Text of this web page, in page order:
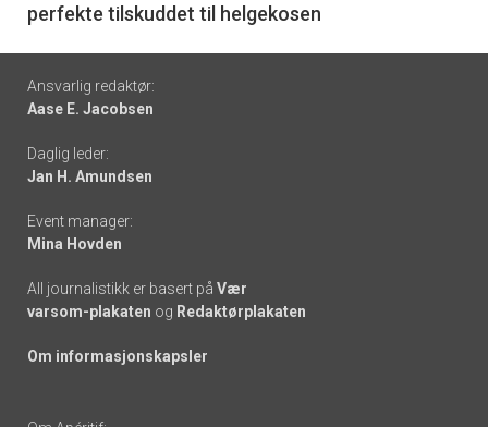
perfekte tilskuddet til helgekosen
Footer
-
links
Ansvarlig redaktør:
Aase E. Jacobsen
Daglig leder:
Jan H. Amundsen
Event manager:
Mina Hovden
All journalistikk er basert på Vær
varsom-plakaten og Redaktørplakaten
Om informasjonskapsler